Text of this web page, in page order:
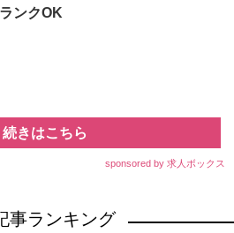
ンクOK
続きはこちら
sponsored by 求人ボックス
事ランキング